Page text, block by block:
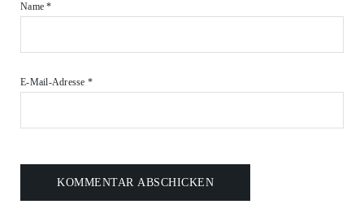
Name*
E-Mail-Adresse *